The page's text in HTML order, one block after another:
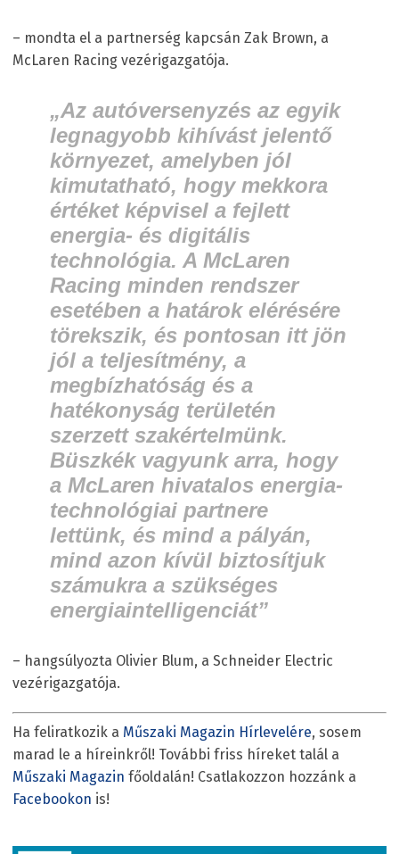
– mondta el a partnerség kapcsán Zak Brown, a
McLaren Racing vezérigazgatója.
„Az autóversenyzés az egyik
legnagyobb kihívást jelentő
környezet, amelyben jól
kimutatható, hogy mekkora
értéket képvisel a fejlett
energia- és digitális
technológia. A McLaren
Racing minden rendszer
esetében a határok elérésére
törekszik, és pontosan itt jön
jól a teljesítmény, a
megbízhatóság és a
hatékonyság területén
szerzett szakértelmünk.
Büszkék vagyunk arra, hogy
a McLaren hivatalos energia-
technológiai partnere
lettünk, és mind a pályán,
mind azon kívül biztosítjuk
számukra a szükséges
energiaintelligenciát”
– hangsúlyozta Olivier Blum, a Schneider Electric
vezérigazgatója.
Ha feliratkozik a Műszaki Magazin Hírlevelére, sosem
marad le a híreinkről! További friss híreket talál a
Műszaki Magazin főoldalán! Csatlakozzon hozzánk a
Facebookon is!